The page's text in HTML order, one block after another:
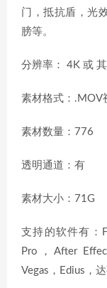
门，抵抗盾，光
膀等。
分辨率： 4K 或
素材格式：.MOV
素材数量：776
透明通道：有
素材大小：71G
支持的软件有：
Pro，After
Vegas，Edius，